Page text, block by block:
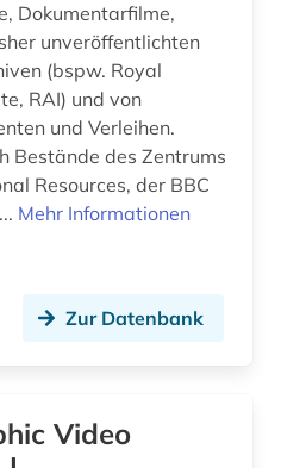
ausstellungskatalog (1)
autobiografische literatur (2)
baden-württemberg (1)
Tschechische Republik (5)
Dokumentarfilme,
unveröffentlichten
(bspw. Royal
RAI) und von
und Verleihen.
Bestände des Zentrums
Resources, der BBC
Mehr Informationen
Zur Datenbank
Video